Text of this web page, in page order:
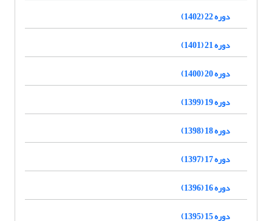
دوره 22 (1402)
دوره 21 (1401)
دوره 20 (1400)
دوره 19 (1399)
دوره 18 (1398)
دوره 17 (1397)
دوره 16 (1396)
دوره 15 (1395)